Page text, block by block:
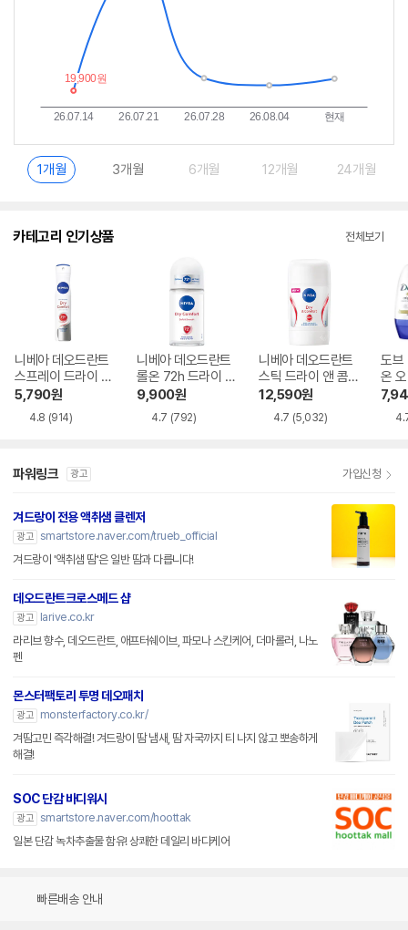
1개월 3개월 6개월 12개월 24개월
카테고리 인기상품 전체보기
니베아 데오드란트
스프레이 드라이 콤
포트 200ml
5,790원
4.8 (914)
니베아 데오드란트
롤온 72h 드라이 콤
포트 50ml
9,900원
4.7 (792)
니베아 데오드란트
스틱 드라이 앤 콤
포트 50ml
12,590원
4.7 (5,032)
도브
온
파워링크 광고 가입신청
겨드랑이 전용 액취샘 클렌저
광고 smartstore.naver.com/trueb_official
겨드랑이 '액취샘 땀'은 일반 땀과 다릅니다!
데오드란트크로스메드 샵
광고
larive.co.kr
라리브 향수, 데오드란트, 애프터쉐이브, 파모나 스킨케어, 더마롤러, 나노
펜
몬스터팩토리 투명 데오패치
광고
monsterfactory.co.kr/
겨땀고민 즉각해결! 겨드랑이 땀 냄새, 땀 자국까지 티 나지 않고 뽀송하게
해결!
SOC 단감 바디워시
광고 smartstore.naver.com/hoottak
일본 단감 녹차추출물 함유! 상쾌한 데일리 바디케어
빠른배송 안내